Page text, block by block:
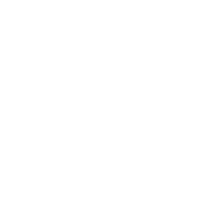
です。
ありません。
です。